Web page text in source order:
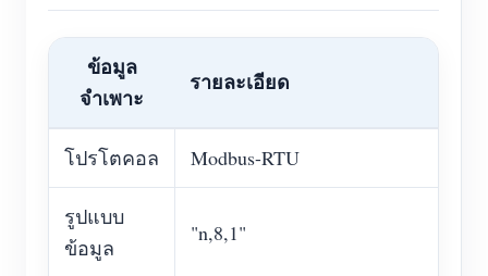
ข้อมูล
จำเพาะ
รายละเอียด
โปรโตคอล Modbus-RTU
รูปแบบ
ข้อมูล
"n,8,1"